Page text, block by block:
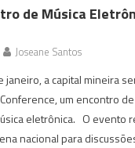
de Música
Joseane Santos
janeiro, a capital mineira
um encontro
eletrônica. O evento
nacional para